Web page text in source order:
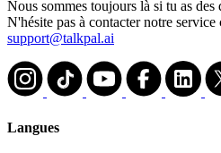
Nous sommes toujours là si tu as des
N'hésite pas à contacter notre
support@talkpal.ai
Langues